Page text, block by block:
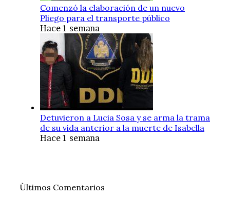
Comenzó la elaboración de un nuevo
Pliego para el transporte público
Hace 1 semana
Detuvieron a Lucia Sosa y se arma la trama
de su vida anterior a la muerte de Isabella
Hace 1 semana
Ùltimos Comentarios